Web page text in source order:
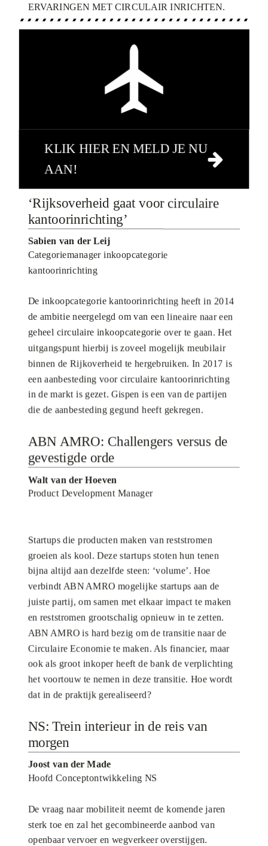
ERVARINGEN MET CIRCULAIR INRICHTEN.
KLIK HIER EN MELD JE NU
AAN!
‘Rijksoverheid gaat voor circulaire
kantoorinrichting’
Sabien van der Leij
Categoriemanager inkoopcategorie
kantoorinrichting
De inkoopcategorie kantoorinrichting heeft in 2014
de ambitie neergelegd om van een lineaire naar een
geheel circulaire inkoopcategorie over te gaan. Het
uitgangspunt hierbij is zoveel mogelijk meubilair
binnen de Rijkoverheid te hergebruiken. In 2017 is
een aanbesteding voor circulaire kantoorinrichting
in de markt is gezet. Gispen is een van de partijen
die de aanbesteding gegund heeft gekregen.
ABN AMRO: Challengers versus de
gevestigde orde
Walt van der Hoeven
Product Development Manager
Startups die producten maken van reststromen
groeien als kool. Deze startups stoten hun tenen
bijna altijd aan dezelfde steen: ‘volume’. Hoe
verbindt ABN AMRO mogelijke startups aan de
juiste partij, om samen met elkaar impact te maken
en reststromen grootschalig opnieuw in te zetten.
ABN AMRO is hard bezig om de transitie naar de
Circulaire Economie te maken. Als financier, maar
ook als groot inkoper heeft de bank de verplichting
het voortouw te nemen in deze transitie. Hoe wordt
dat in de praktijk gerealiseerd?
NS: Trein interieur in de reis van
morgen
Joost van der Made
Hoofd Conceptontwikkeling NS
De vraag naar mobiliteit neemt de komende jaren
sterk toe en zal het gecombineerde aanbod van
openbaar vervoer en wegverkeer overstijgen.